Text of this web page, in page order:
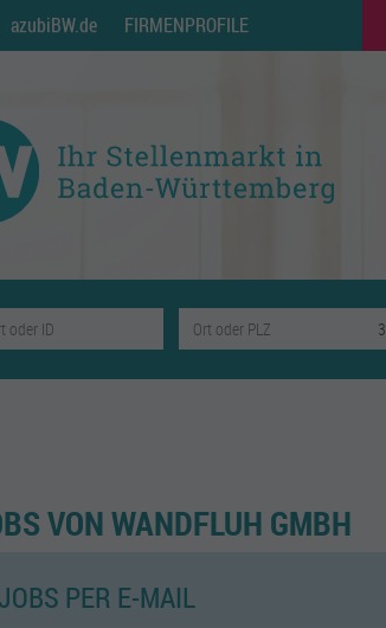
azubiBW.de FIRMENPROFILE
VON WANDFLUH GMBH
JOBS PER E-MAIL